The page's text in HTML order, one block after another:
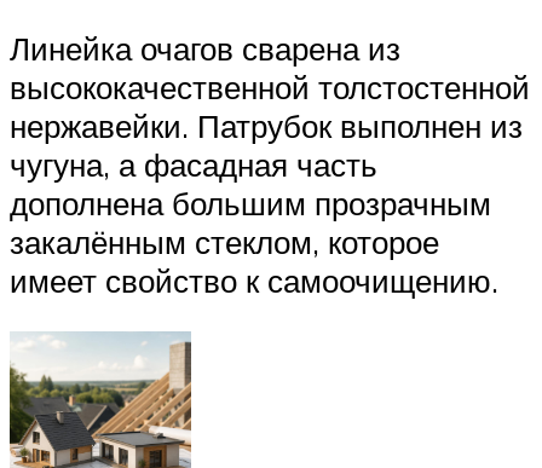
Линейка очагов сварена из
высококачественной толстостенной
нержавейки. Патрубок выполнен из
чугуна, а фасадная часть
дополнена большим прозрачным
закалённым стеклом, которое
имеет свойство к самоочищению.